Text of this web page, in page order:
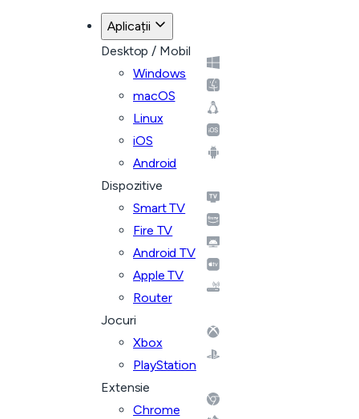
Aplicații
Desktop / Mobil
Windows
macOS
Linux
iOS
Android
Dispozitive
Smart TV
Fire TV
Android TV
Apple TV
Router
Jocuri
Xbox
PlayStation
Extensie
Chrome